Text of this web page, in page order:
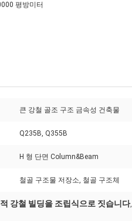
평방미터
큰 강철 골조 구조 금속성 건축물
Q235B, Q355B
H 형 단면 Column&Beam
철골 구조물 저장소, 철골 구조체
강철 빌딩을 조립식으로 짓습니다,